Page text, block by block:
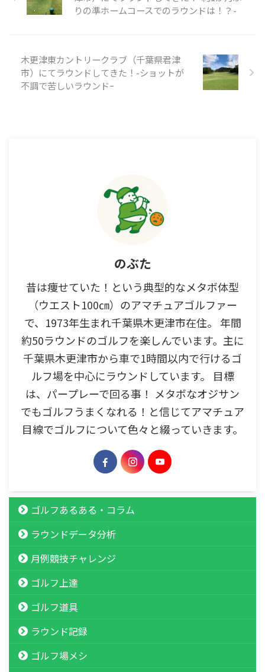
りの準ホームコースでのラウンドは！？-
木更津東カントリークラブ（千葉県君津
市）にてラウンドしてきた！-ショットが
不調で苦しいラウンドｰ
のぶた
昔は痩せていた！という典型的なメタボ体型
（ウエスト100㎝）のアマチュアゴルファー
で、1973年生まれ千葉県木更津市在住。 年間
約50ラウンドのゴルフを楽しんでいます。主に
千葉県木更津市から車で1時間以内で行けるゴ
ルフ場を中心にラウンドしています。 目標
は、パープレーで回る事！ メタボなオジサン
でもゴルフうまくなれる！と信じてアマチュア
目線でゴルフについて色々と綴っていきます。
ゴルフあるある・コラム
ラウンドデータ分析
月例競技チャレンジ
ゴルフ上達
ゴルフ道具
ラウンド記録
ゴルフ場メシ